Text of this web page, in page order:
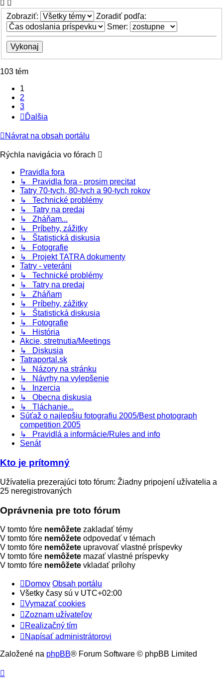
Zobraziť:
Zoradiť podľa:
Smer:
103 tém
1
2
3
Ďalšia
Návrat na obsah portálu
Rýchla navigácia vo fórach
Pravidla fora
↳ Pravidla fora - prosim precitat
Tatry 70-tych, 80-tych a 90-tych rokov
↳ Technické problémy
↳ Tatry na predaj
↳ Zháňam...
↳ Príbehy, zážitky
↳ Štatistická diskusia
↳ Fotografie
↳ Projekt TATRA dokumenty
Tatry - veteráni
↳ Technické problémy
↳ Tatry na predaj
↳ Zháňam
↳ Príbehy, zážitky
↳ Štatistická diskusia
↳ Fotografie
↳ História
Akcie, stretnutia/Meetings
↳ Diskusia
Tatraportal.sk
↳ Názory na stránku
↳ Návrhy na vylepšenie
↳ Inzercia
↳ Obecna diskusia
↳ Tláchanie...
Súťaž o najlepšiu fotografiu 2005/Best photograph
competition 2005
↳ Pravidlá a informácie/Rules and info
Senát
Kto je prítomný
Užívatelia prezerajúci toto fórum: Žiadny pripojení užívatelia a
25 neregistrovaných
Oprávnenia pre toto fórum
V tomto fóre nemôžete zakladať témy
V tomto fóre nemôžete odpovedať v témach
V tomto fóre nemôžete upravovať vlastné príspevky
V tomto fóre nemôžete mazať vlastné príspevky
V tomto fóre nemôžete vkladať prílohy
Domov Obsah portálu
Všetky časy sú v UTC+02:00
Vymazať cookies
Zoznam užívateľov
Realizačný tím
Napísať administrátorovi
Založené na phpBB® Forum Software © phpBB Limited